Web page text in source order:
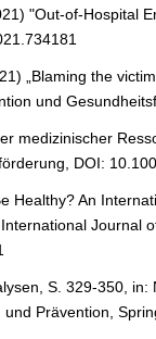
"Out-of-Hospital
„Blaming the
und
medizinischer
DOI:
Healthy? An
Journal
S. 329-350, in:
Prävention,